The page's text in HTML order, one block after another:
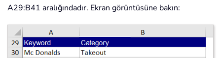
A29:B41 aralığındadır. Ekran görüntüsüne bakın: